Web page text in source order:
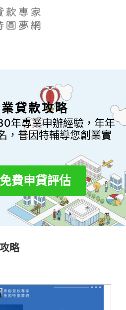
貸款攻略
年專業申辦經驗，年年
，普因特輔導您創業實
費申貸評估
略